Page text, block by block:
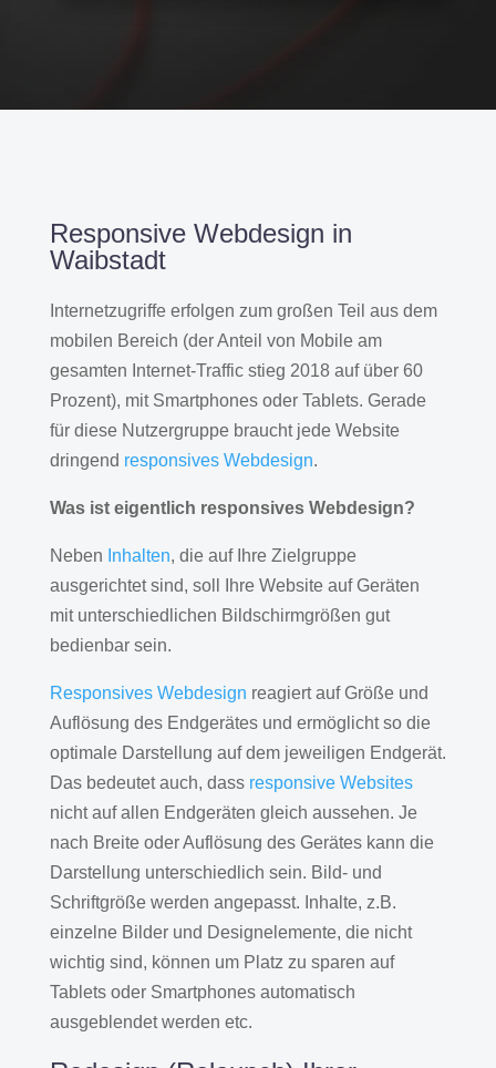
Responsive Webdesign in
Waibstadt
Internetzugriffe erfolgen zum großen Teil aus dem
mobilen Bereich (der Anteil von Mobile am
gesamten Internet-Traffic stieg 2018 auf über 60
Prozent), mit Smartphones oder Tablets. Gerade
für diese Nutzergruppe braucht jede Website
dringend responsives Webdesign.
Was ist eigentlich responsives Webdesign?
Neben Inhalten, die auf Ihre Zielgruppe
ausgerichtet sind, soll Ihre Website auf Geräten
mit unterschiedlichen Bildschirmgrößen gut
bedienbar sein.
Responsives Webdesign reagiert auf Größe und
Auflösung des Endgerätes und ermöglicht so die
optimale Darstellung auf dem jeweiligen Endgerät.
Das bedeutet auch, dass responsive Websites
nicht auf allen Endgeräten gleich aussehen. Je
nach Breite oder Auflösung des Gerätes kann die
Darstellung unterschiedlich sein. Bild- und
Schriftgröße werden angepasst. Inhalte, z.B.
einzelne Bilder und Designelemente, die nicht
wichtig sind, können um Platz zu sparen auf
Tablets oder Smartphones automatisch
ausgeblendet werden etc.